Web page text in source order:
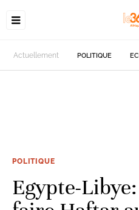
Actuellement POLITIQUE
POLITIQUE
Egypte-